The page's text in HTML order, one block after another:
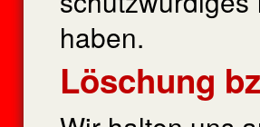
haben.
Löschung